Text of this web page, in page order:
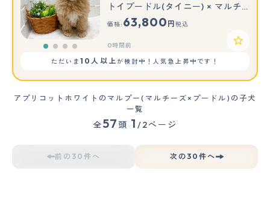
トイプードル(タイニー) × マルチーズ
価格: 63,800 円 税込
0時間前
ただいま10人以上が検討中！人気急上昇中です！
アプリコットホワイトのマルプー(マルチーズ×プードル)の子犬
一覧
全57 頭 1 /2ページ
前の30件へ 次の30件へ